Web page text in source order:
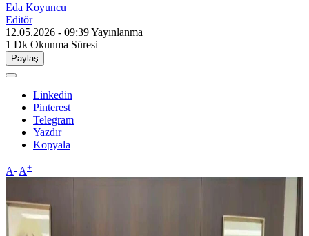
Eda Koyuncu
Editör
12.05.2026 - 09:39Yayınlanma
1 Dk Okunma Süresi
Paylaş
Linkedin
Pinterest
Telegram
Yazdır
Kopyala
A- A+